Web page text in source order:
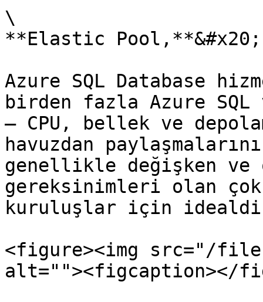
\
**Elastic Pool,**&#x20;
Azure SQL Database
birden fazla Azure SQL
— CPU, bellek ve
havuzdan
genellikle değişken ve
gereksinimleri olan
kuruluşlar için
<figure><img src="/files/
alt=""><figcaption></